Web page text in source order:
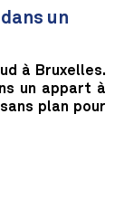
un
à Bruxelles.
un appart à
plan pour